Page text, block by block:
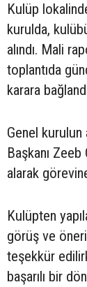
Kulüp
kurulda,
alındı. Mali
toplantıda
karara
Genel kurulun
Başkanı
alarak
Kulüpten
görüş ve
teşekkür
başarılı bir